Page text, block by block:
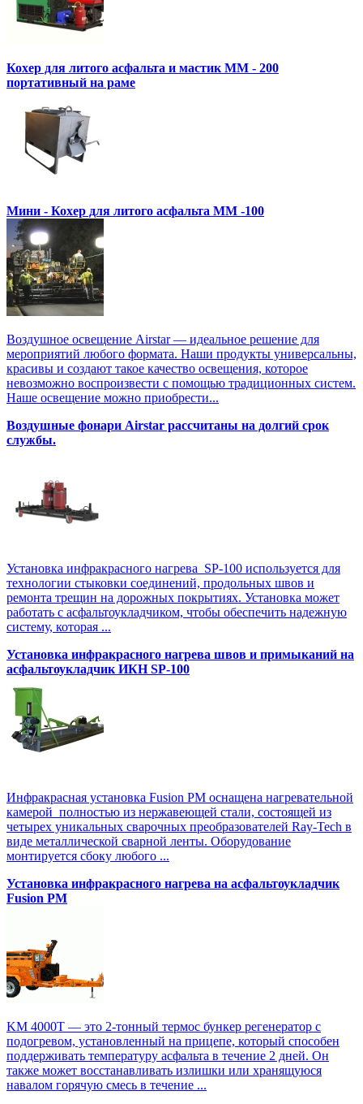
Кохер для литого асфальта и мастик MM - 200
портативный на раме
Мини - Кохер для литого асфальта MM -100
Воздушное освещение Airstar — идеальное решение для
мероприятий любого формата. Наши продукты универсальны,
красивы и создают такое качество освещения, которое
невозможно воспроизвести с помощью традиционных систем.
Наше освещение можно приобрести...
Воздушные фонари Airstar рассчитаны на долгий срок
службы.
Установка инфракрасного нагрева SP-100 используется для
технологии стыковки соединений, продольных швов и
ремонта трещин на дорожных покрытиях. Установка может
работать с асфальтоукладчиком, чтобы обеспечить надежную
систему, которая ...
Установка инфракрасного нагрева швов и примыканий на
асфальтоукладчик ИКН SP-100
Инфракрасная установка Fusion PM оснащена нагревательной
камерой полностью из нержавеющей стали, состоящей из
четырех уникальных сварочных преобразователей Ray-Tech в
виде металлической сварной ленты. Оборудование
монтируется сбоку любого ...
Установка инфракрасного нагрева на асфальтоукладчик
Fusion PM
KM 4000T — это 2-тонный термос бункер регенератор с
подогревом, установленный на прицепе, который способен
поддерживать температуру асфальта в течение 2 дней. Он
также может восстанавливать излишки или хранящуюся
навалом горячую смесь в течение ...